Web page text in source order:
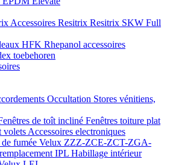
Accessoires Resitrix Resitrix SKW Full
HFK Rhepanol accessoires
toebehoren
Occultation Stores vénitiens,
de toît incliné Fenêtres toiture plat
volets Accessoires electroniques
fumée Velux ZZZ-ZCE-ZCT-ZGA-
IPL Habillage intérieur